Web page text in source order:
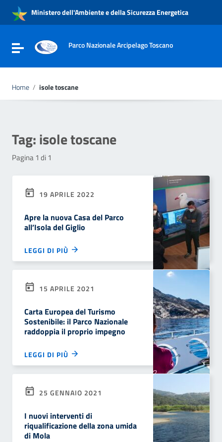
Vai al menu di navigazione
Vai al footer
Ministero dell'Ambiente e della Sicurezza Energetica
Attiva / disattiva la navigazione
Parco Nazionale Arcipelago Toscano
Home / isole toscane
Tag:isole toscane
Pagina 1 di 1
19 APRILE 2022
Apre la nuova Casa del Parco
all’Isola del Giglio
LEGGI DI PIÙ
15 APRILE 2021
Carta Europea del Turismo
Sostenibile: il Parco Nazionale
raddoppia il proprio impegno
LEGGI DI PIÙ
25 GENNAIO 2021
I nuovi interventi di
riqualificazione della zona umida
di Mola